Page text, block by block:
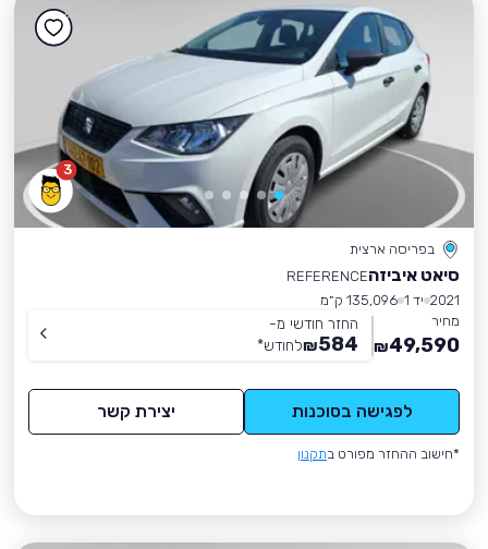
3
בפריסה ארצית
סיאט איביזהREFERENCE
2021 יד 1
135,096 ק״מ
מחיר
49,590
₪
החזר חודשי מ-
584
₪לחודש*
לפגישה בסוכנות יצירת קשר
*חישוב ההחזר מפורט בתקנון